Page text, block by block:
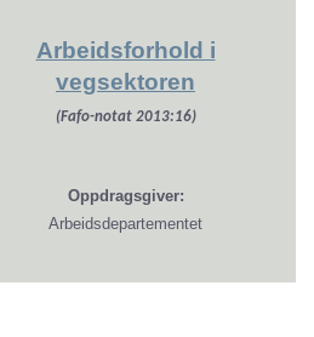
Arbeidsforhold i
vegsektoren
(Fafo-notat 2013:16)
Oppdragsgiver:
Arbeidsdepartementet